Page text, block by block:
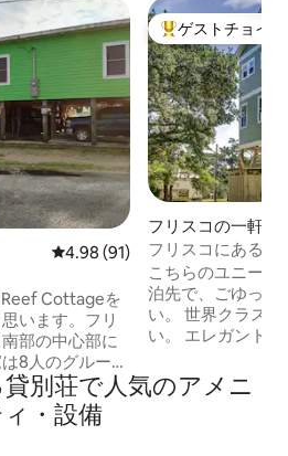
す。
レビュー91件、5つ星中4.98つ
4.98 (91)
Cottageを
います。フリ
部の中心部に
8人のグループ
連れにも適して
ウェイ12号線
き、1マイルの
大好評のゲスト
ゲストチョイス
フリスコの一軒家
フリスコにある新
こちらのユニーク
泊先で、ごゆっく
い。 世界クラスの夕日をお楽しみくださ
い。 エレガントなツリーハウスの中で、
ります。 ここは東海岸でも珍しい「水
上」の夕日を見る
別荘で人気のアメニ
・設備